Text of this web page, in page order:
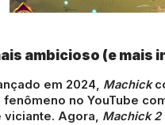
ambicioso (e mais
em 2024, Machick
no YouTube
viciante. Agora, Machick 2